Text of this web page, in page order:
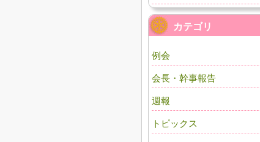
カテゴリ
例会
会長・幹事報告
週報
トピックス